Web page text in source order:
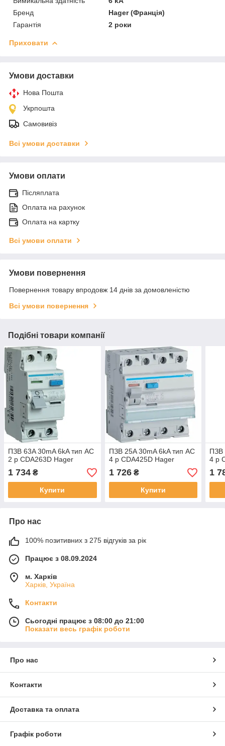
Бренд
Hager (Франція)
Гарантія
2 роки
Приховати
Умови доставки
Нова Пошта
Укрпошта
Самовивіз
Всі умови доставки
Умови оплати
Післяплата
Оплата на рахунок
Оплата на картку
Всі умови оплати
Умови повернення
Повернення товару впродовж 14 днів за домовленістю
Всі умови повернення
Подібні товари компанії
ПЗВ 63A 30mA 6kA тип AC
2 р CDA263D Hager
1 734 ₴
Купити
ПЗВ 25A 30mA 6kA тип AC
4 р CDA425D Hager
1 726₴
Купити
ПЗВ
4 р
1
Про нас
100% позитивних з 275 відгуків за рік
Працює з 08.09.2024
м. Харків
Харків, Україна
Контакти
Сьогодні працює з 08:00 до 21:00
Показати весь графік роботи
Про нас
Контакти
Доставка та оплата
Графік роботи